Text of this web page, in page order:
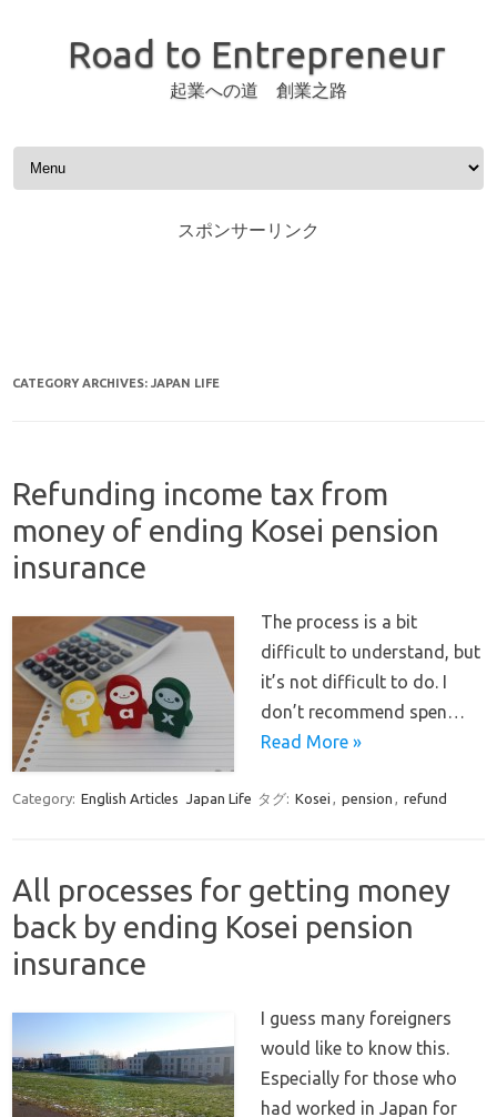
Road to Entrepreneur
起業への道 創業之路
Skip to content
スポンサーリンク
CATEGORY ARCHIVES: JAPAN LIFE
Refunding income tax from
money of ending Kosei pension
insurance
The process is a bit
difficult to understand, but
it’s not difficult to do. I
don’t recommend spen…
Read More »
Category: English Articles Japan Life タグ: Kosei , pension , refund
All processes for getting money
back by ending Kosei pension
insurance
I guess many foreigners
would like to know this.
Especially for those who
had worked in Japan for